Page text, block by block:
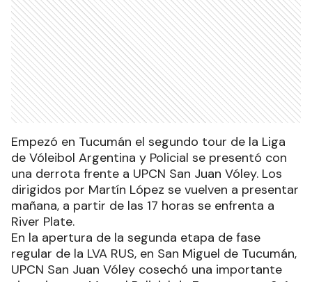
Empezó en Tucumán el segundo tour de la Liga
de Vóleibol Argentina y Policial se presentó con
una derrota frente a UPCN San Juan Vóley. Los
dirigidos por Martín López se vuelven a presentar
mañana, a partir de las 17 horas se enfrenta a
River Plate.
En la apertura de la segunda etapa de fase
regular de la LVA RUS, en San Miguel de Tucumán,
UPCN San Juan Vóley cosechó una importante